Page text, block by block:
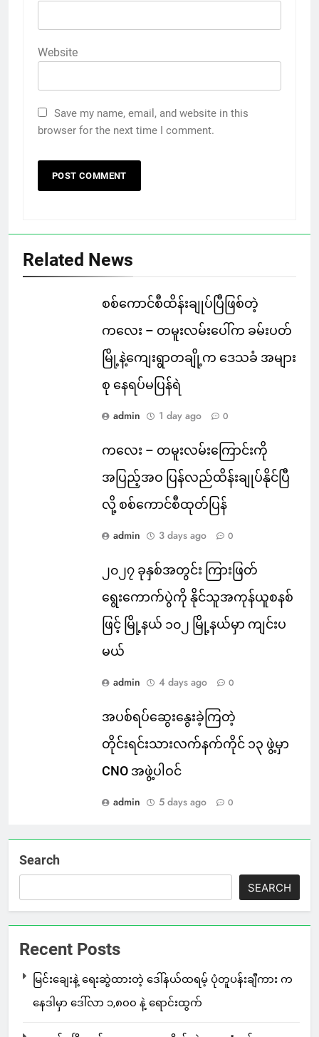
Website
Save my name, email, and website in this
browser for the next time I comment.
Related News
စစ်ကောင်စီထိန်းချုပ်ပြီဖြစ်တဲ့
ကလေး – တမူးလမ်းပေါ်က ခမ်းပတ်
မြို့နဲ့ကျေးရွာတချို့က ဒေသခံ အများ
စု နေရပ်မပြန်ရဲ
admin 1 day ago 0
ကလေး – တမူးလမ်းကြောင်းကို
အပြည့်အဝ ပြန်လည်ထိန်းချုပ်နိုင်ပြီ
လို့ စစ်ကောင်စီထုတ်ပြန်
admin 3 days ago 0
၂၀၂၇ ခုနှစ်အတွင်း ကြားဖြတ်
ရွေးကောက်ပွဲကို နိုင်သူအကုန်ယူစနစ်
ဖြင့် မြို့နယ် ၁၀၂ မြို့နယ်မှာ ကျင်းပ
မယ်
admin 4 days ago 0
အပစ်ရပ်ဆွေးနွေးခဲ့ကြတဲ့
တိုင်းရင်းသားလက်နက်ကိုင် ၁၃ ဖွဲ့မှာ
CNO အဖွဲ့ပါဝင်
admin 5 days ago 0
Search
SEARCH
Recent Posts
မြင်းချေးနဲ့ ရေးဆွဲထားတဲ့ ဒေါ်နယ်ထရမ့် ပုံတူပန်းချီကား က
နေဒါမှာ ဒေါ်လာ ၁,၈၀၀ နဲ့ ရောင်းထွက်